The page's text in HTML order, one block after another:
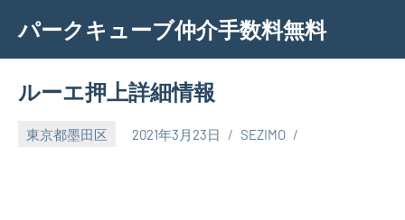
content
パークキューブ仲介手数料無料
ルーエ押上詳細情報
東京都墨田区 2021年3月23日 SEZIMO